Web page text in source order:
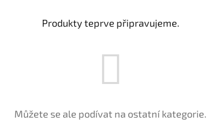
Produkty teprve připravujeme.
Můžete se ale podívat na ostatní kategorie.